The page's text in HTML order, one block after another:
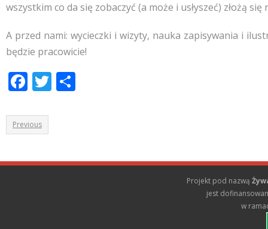
wszystkim co da się zobaczyć (a może i usłyszeć) złożą
A przed nami: wycieczki i wizyty, nauka zapisywania i
będzie pracowicie!
F
e
b
o
T
Previous
Projekt pod nazwą
jest
w